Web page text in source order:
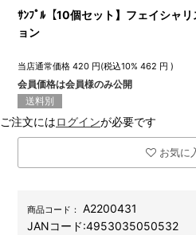
ｻﾝﾌﾟﾙ【10個セット】フェイシャ
ョン
当店通常価格 420 円(税込10%462 円 )
会員価格は会員様のみ公開
送料別
ご注文にはログインが必要です
お気に
商品コード：
A2200431
JANコード:4953035050532